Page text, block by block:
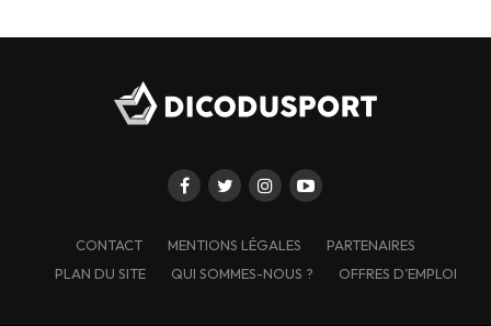
CONTACT MENTIONS LÉGALES
PARTENAIRES
PLAN DU SITE
QUI SOMMES-NOUS ? OFFRES D’EMPLOI